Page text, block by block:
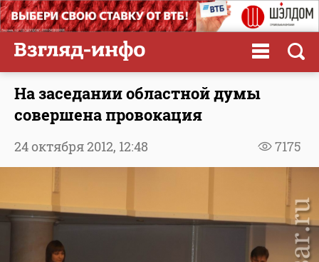
На заседании областной думы
совершена провокация
7175
24 октября 2012, 12:48